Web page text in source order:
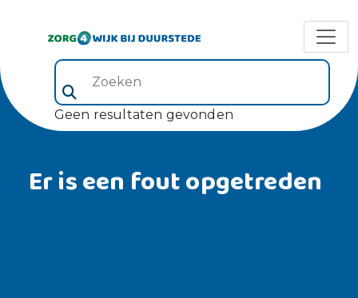
Zoeken (veld 5)
Geen resultaten gevonden
Er is een fout opgetreden